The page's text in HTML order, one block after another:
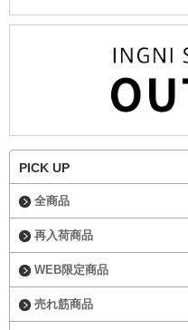
PICK UP
全商品
再入荷商品
WEB限定商品
売れ筋商品